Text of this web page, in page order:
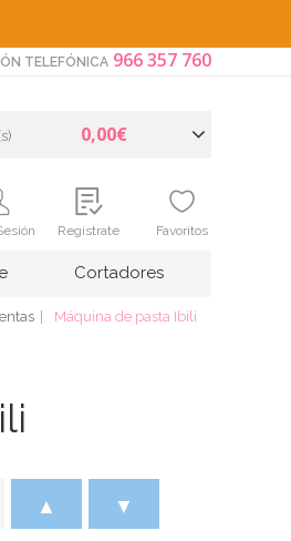
TELEFÓNICA 966 357 760
0,00€
Regístrate Favoritos
Cortadores
Máquina de pasta Ibili
▲ ▼